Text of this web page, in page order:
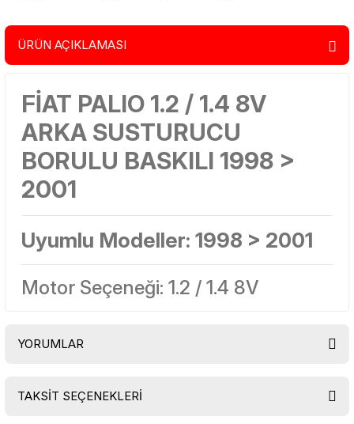
ÜRÜN AÇIKLAMASI
FİAT PALIO 1.2 / 1.4 8V
ARKA SUSTURUCU
BORULU BASKILI 1998 >
2001
Uyumlu Modeller: 1998 > 2001
Motor Seçeneği: 1.2 / 1.4 8V
YORUMLAR
TAKSİT SEÇENEKLERİ